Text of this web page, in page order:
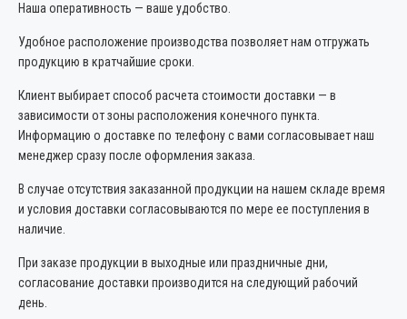
Наша оперативность — ваше удобство.
Удобное расположение производства позволяет нам отгружать
продукцию в кратчайшие сроки.
Клиент выбирает способ расчета стоимости доставки — в
зависимости от зоны расположения конечного пункта.
Информацию о доставке по телефону с вами согласовывает наш
менеджер сразу после оформления заказа.
В случае отсутствия заказанной продукции на нашем складе время
и условия доставки согласовываются по мере ее поступления в
наличие.
При заказе продукции в выходные или праздничные дни,
согласование доставки производится на следующий рабочий
день.